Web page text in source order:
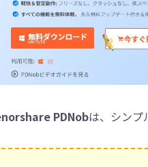
PDNobは、シンプ